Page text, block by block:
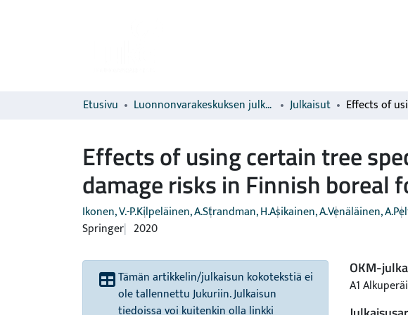
Etusivu Luonnonvarakeskuksen julkaisut Julkaisut
Effects of using certain tree
damage risks in Finnish boreal
Ikonen, V.-P.Kilpeläinen, A.Strandman, H.Asikainen, A.Venäläinen, A.
Springer 2020
Tämän artikkelin/julkaisun kokotekstiä ei
ole tallennettu Jukuriin. Julkaisun
tiedoissa voi kuitenkin olla linkki
OKM-
A1